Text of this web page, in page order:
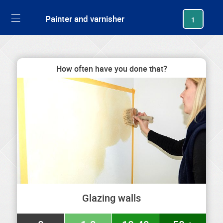
Painter and varnisher 1
How often have you done that?
Glazing walls